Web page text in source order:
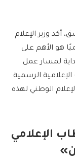
أكد وزير الإعلام
هو الأهم على
لمسار عمل
الرسمية
الوطني لهذه
الإعلامي